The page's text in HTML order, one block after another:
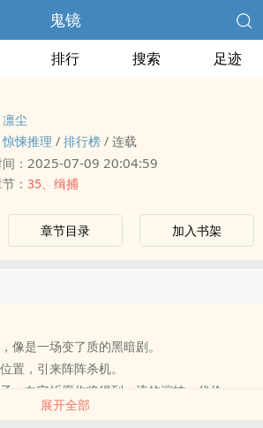
鬼镜
排行 搜索 足迹
凛尘
惊悚推理 / 排行榜 / 连载
： 2025-07-09 20:04:59
： 35、缉捕
章节目录 加入书架
像是一场变了质的黑暗剧。
置，引来阵阵杀机。
，向它祈愿你将得到一流的演技，代价
展开全部